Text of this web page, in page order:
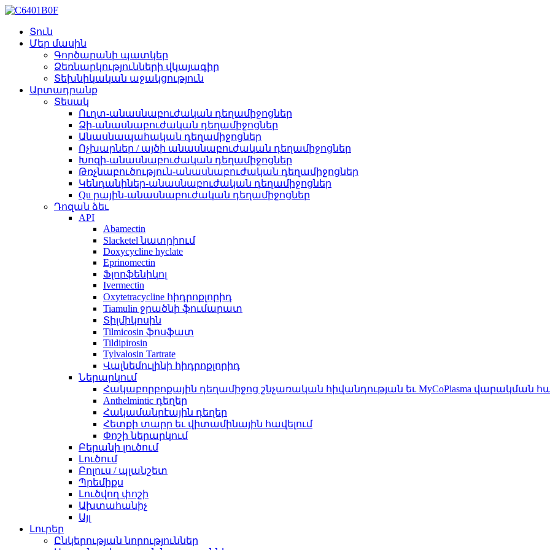
Տուն
Մեր մասին
Գործարանի պատկեր
Ձեռնարկությունների վկայագիր
Տեխնիկական աջակցություն
Արտադրանք
Տեսակ
Ուղտ-անասնաբուժական դեղամիջոցներ
Ձի-անասնաբուժական դեղամիջոցներ
Անասնապահական դեղամիջոցներ
Ոչխարներ / այծի անասնաբուժական դեղամիջոցներ
Խոզի-անասնաբուժական դեղամիջոցներ
Թռչնաբուծություն-անասնաբուժական դեղամիջոցներ
Կենդանիներ-անասնաբուժական դեղամիջոցներ
Qu րային-անասնաբուժական դեղամիջոցներ
Դոզան ձեւ
API
Abamectin
Slacketel նատրիում
Doxycycline hyclate
Eprinomectin
Ֆլորֆենիկոլ
Ivermectin
Oxytetracycline հիդրոքլորիդ
Tiamulin ջրածնի ֆումարատ
Տիլմիկոսին
Tilmicosin ֆոսֆատ
Tildipirosin
Tylvalosin Tartrate
Վալնեմուլինի հիդրոքլորիդ
Ներարկում
Հակաբորբոքային դեղամիջոց շնչառական հիվանդության եւ MyCoPlasma վարակման
Anthelmintic դեղեր
Հակամանրէային դեղեր
Հետքի տարր եւ վիտամինային հավելում
Փոշի ներարկում
Բերանի լուծում
Լուծում
Բոլուս / պլանշետ
Պրեմիքս
Լուծվող փոշի
Ախտահանիչ
Այլ
Լուրեր
Ընկերության նորություններ